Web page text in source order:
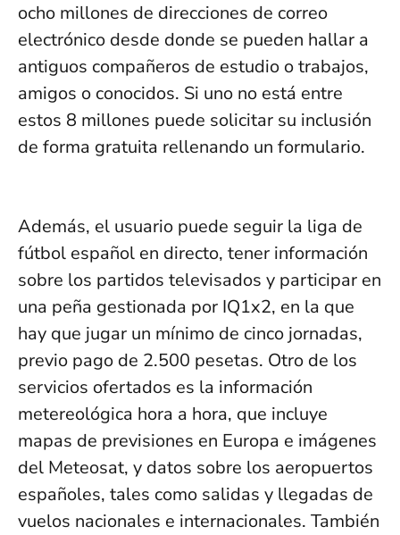
ocho millones de direcciones de correo
electrónico desde donde se pueden hallar a
antiguos compañeros de estudio o trabajos,
amigos o conocidos. Si uno no está entre
estos 8 millones puede solicitar su inclusión
de forma gratuita rellenando un formulario.
Además, el usuario puede seguir la liga de
fútbol español en directo, tener información
sobre los partidos televisados y participar en
una peña gestionada por IQ1x2, en la que
hay que jugar un mínimo de cinco jornadas,
previo pago de 2.500 pesetas. Otro de los
servicios ofertados es la información
metereológica hora a hora, que incluye
mapas de previsiones en Europa e imágenes
del Meteosat, y datos sobre los aeropuertos
españoles, tales como salidas y llegadas de
vuelos nacionales e internacionales. También